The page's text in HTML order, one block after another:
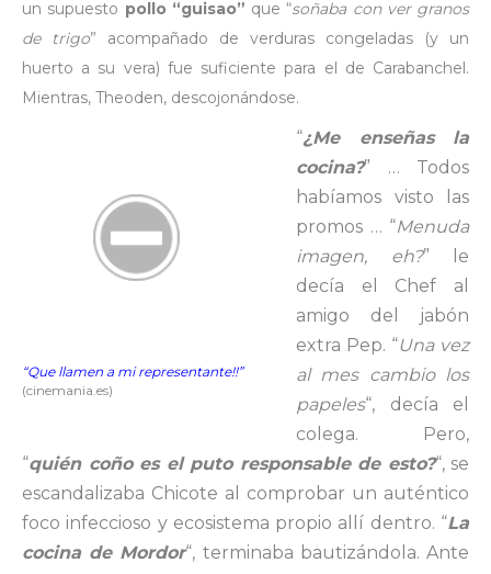
un supuesto pollo “guisao” que “soñaba con ver granos
de trigo” acompañado de verduras congeladas (y un
huerto a su vera) fue suficiente para el de Carabanchel.
Mientras, Theoden, descojonándose.
“Que llamen a mi representante!!”
(cinemania.es)
“¿Me enseñas la
cocina?” … Todos
habíamos visto las
promos … “Menuda
imagen, eh?” le
decía el Chef al
amigo del jabón
extra Pep. “Una vez
al mes cambio los
papeles“, decía el
colega. Pero,
“quién coño es el puto responsable de esto?“, se
escandalizaba Chicote al comprobar un auténtico
foco infeccioso y ecosistema propio allí dentro. “La
cocina de Mordor“, terminaba bautizándola. Ante